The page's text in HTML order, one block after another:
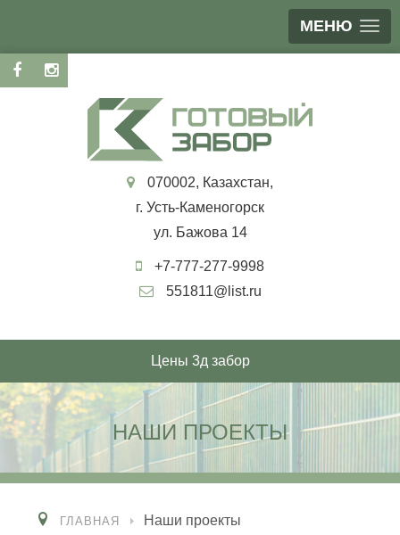
МЕНЮ
070002, Казахстан,
г. Усть-Каменогорск
ул. Бажова 14
+7-777-277-9998
551811@list.ru
Цены 3д забор
НАШИ ПРОЕКТЫ
ГЛАВНАЯ Наши проекты